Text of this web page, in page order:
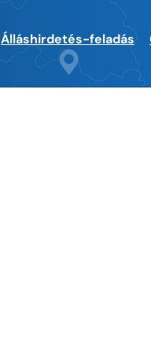
Álláshirdetés-feladás